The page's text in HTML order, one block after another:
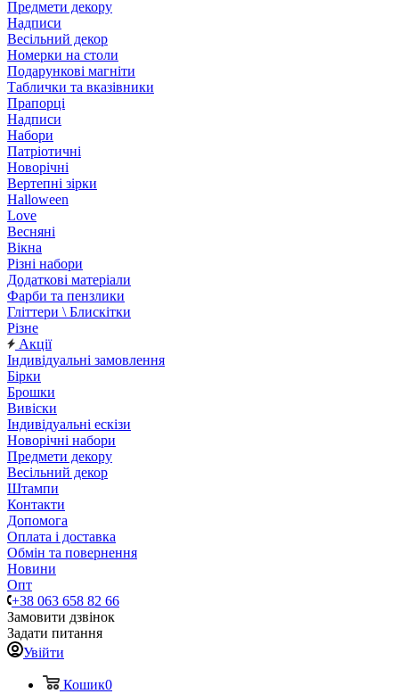
Предмети декору
Надписи
Весільний декор
Номерки на столи
Подарункові магніти
Таблички та вказівники
Прапорці
Надписи
Набори
Патріотичні
Новорічні
Вертепні зірки
Halloween
Love
Весняні
Вікна
Різні набори
Додаткові матеріали
Фарби та пензлики
Гліттери \ Блискітки
Різне
Акції
Індивідуальні замовлення
Бірки
Брошки
Вивіски
Індивідуальні ескізи
Новорічні набори
Предмети декору
Весільний декор
Штампи
Контакти
Допомога
Оплата і доставка
Обмін та повернення
Новини
Опт
+38 063 658 82 66
Замовити дзвінок
Задати питання
Увійти
Кошик0